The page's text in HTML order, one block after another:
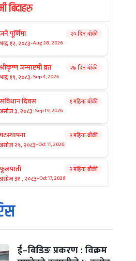
बिदाहरु
जनै पूर्णिमा
भाद्र १२, २०८३-Aug 28, 2026
२० दिन बाँकी
श्रीकृष्ण जन्माष्टमी व्रत
भाद्र १९, २०८३-Sep 4, 2026
२७ दिन बाँकी
संविधान दिवस
असोज ३, २०८३-Sep 19, 2026
१ महिना बाँकी
घटस्थापना
असोज २५, २०८३-Oct 11, 2026
२ महिना बाँकी
फूलपाती
असोज ३१ , २०८३-Oct 17, 2026
२ महिना बाँकी
कार्तिक सङ्क्रान्ति
कार्तिक १, २०८३
कार्तिक ३, २०८३-Oct 20, 2026
ई–बिडिङ प्रकरण : विक्रम